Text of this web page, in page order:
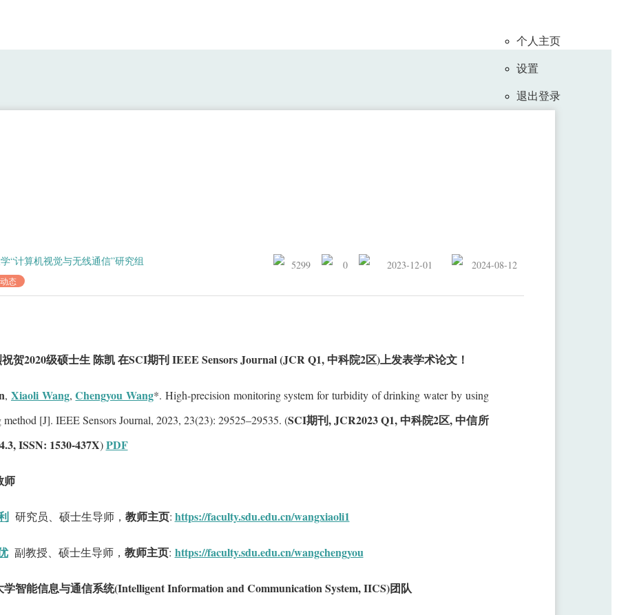
个人主页
设置
退出登录
“计算机视觉与无线通信”研究组
态
5299 0 2023-12-01 2024-08-12
贺2020级硕士生 陈凯 在SCI期刊 IEEE Sensors Journal (JCR Q1, 中科院2区)上发表学术论文！
, Xiaoli Wang,Chengyou Wang*. High-precision monitoring system for turbidity of drinking water by using
method [J]. IEEE Sensors Journal, 2023, 23(23): 29525–29535. (SCI期刊, JCR2023 Q1, 中科院2区, 中信所
ISSN: 1530-437X)PDF
师
研究员、硕士生导师， 教师主页: https://faculty.sdu.edu.cn/wangxiaoli1
副教授、硕士生导师， 教师主页: https://faculty.sdu.edu.cn/wangchengyou
学智能信息与通信系统(Intelligent Information and Communication System, IICS)团队